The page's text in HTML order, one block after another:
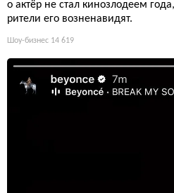
о актёр не стал кинозлодеем
рители его возненавидят.
Шоу-бизнес 14 619